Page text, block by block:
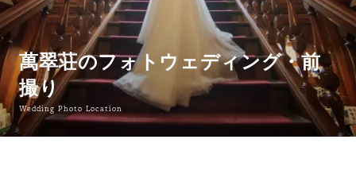
萬翠荘のフォトウェディング・前
撮り
Wedding Photo Location